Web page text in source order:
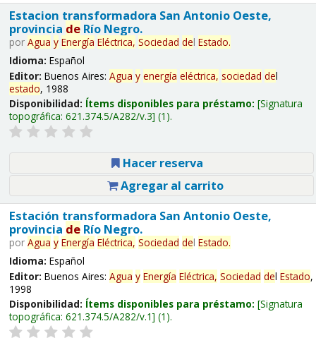
Estacion transformadora San Antonio Oeste,
provincia deRío Negro.
por Agua y Energía Eléctrica, Sociedad del Estado.
Idioma: Español
Editor: Buenos Aires: Agua y energía eléctrica, sociedad del
estado, 1988
Disponibilidad: Ítems disponibles para préstamo: Signatura
topográfica: 621.374.5/A282/v.3 (1).
Hacer reserva
Agregar al carrito
Estación transformadora San Antonio Oeste,
provincia deRío Negro.
por Agua y Energía Eléctrica, Sociedad del Estado.
Idioma: Español
Editor: Buenos Aires: Agua y Energía Eléctrica, Sociedad del Estado,
1998
Disponibilidad: Ítems disponibles para préstamo: Signatura
topográfica: 621.374.5/A282/v.1 (1).